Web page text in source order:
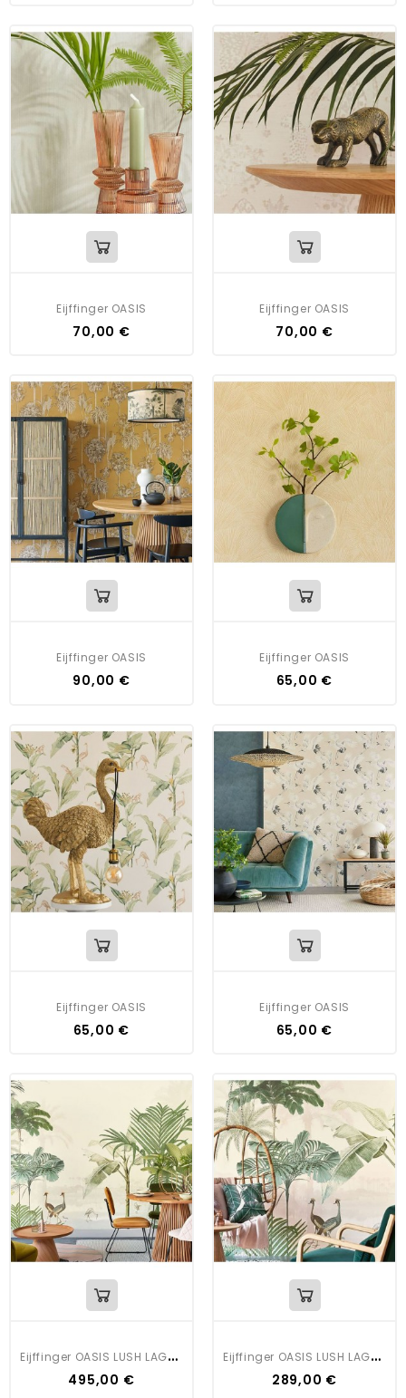
Eijffinger OASIS
70,00 €
Eijffinger OASIS
70,00 €
Eijffinger OASIS
90,00 €
Eijffinger OASIS
65,00 €
Eijffinger OASIS
65,00 €
Eijffinger OASIS
65,00 €
E
Ijffinger OASIS LUSH LAGOON LARGE
495,00 €
E
Ijffinger OASIS LUSH LAGOON SMALL
289,00 €